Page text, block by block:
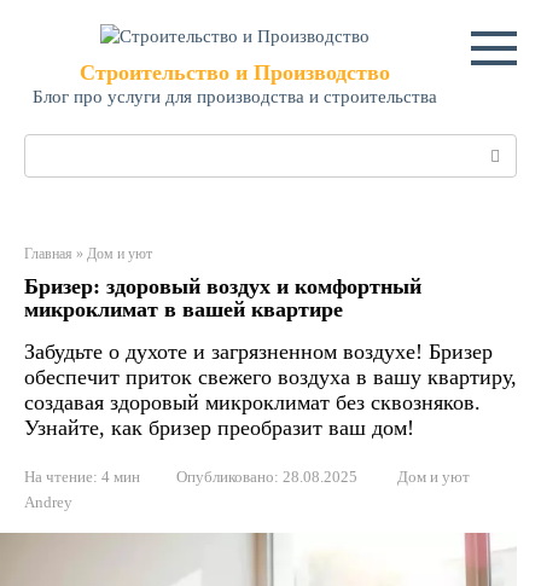
Строительство и Производство
Блог про услуги для производства и строительства
Главная » Дом и уют
Бризер: здоровый воздух и комфортный
микроклимат в вашей квартире
Забудьте о духоте и загрязненном воздухе! Бризер
обеспечит приток свежего воздуха в вашу квартиру,
создавая здоровый микроклимат без сквозняков.
Узнайте, как бризер преобразит ваш дом!
На чтение: 4 мин Опубликовано: 28.08.2025
Дом и уют
Andrey